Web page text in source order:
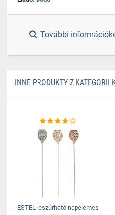
További
INNE PRODUKTY Z KATEGORII
ESTEL leszúrható napelemes